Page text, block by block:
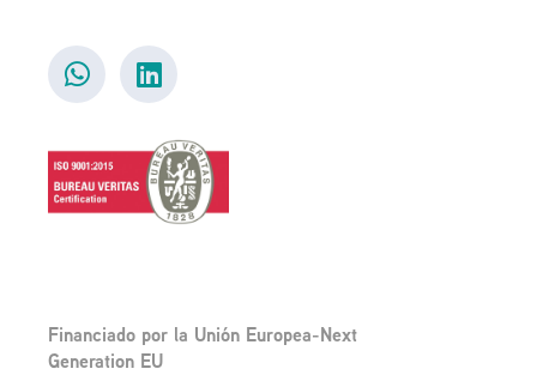
Financiado por la Unión Europea-Next
Generation EU